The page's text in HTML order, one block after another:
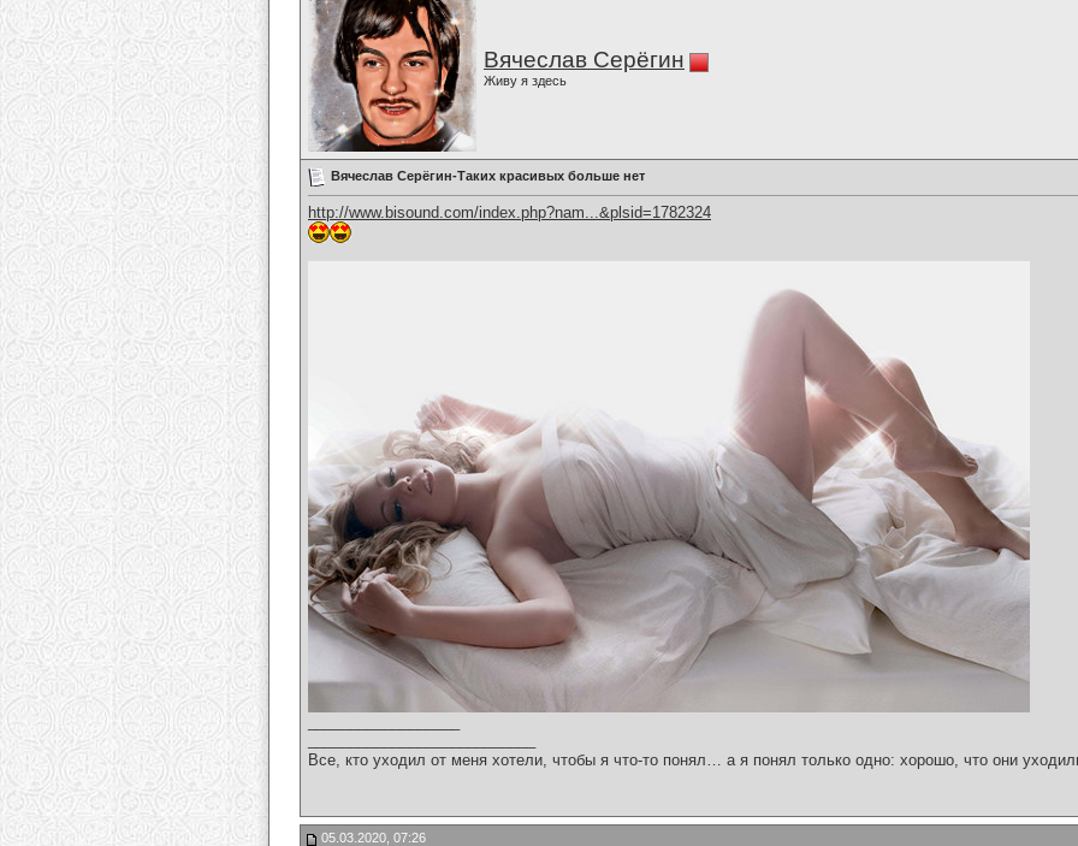
Вячеслав Серёгин
Живу я здесь
Вячеслав Серёгин-Таких красивых больше нет
http://www.bisound.com/index.php?nam...&plsid=1782324
Все, кто уходил от меня хотели, чтобы я что-то понял… а я понял только одно: хорошо, что они
05.03.2020, 07:26